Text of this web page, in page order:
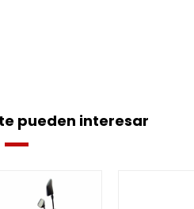
pueden interesar